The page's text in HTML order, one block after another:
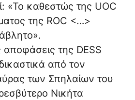
«Το καθεστώς της UOC
της ROC <…>
αποφάσεις της DESS
από τον
των Σπηλαίων του
Νικήτα